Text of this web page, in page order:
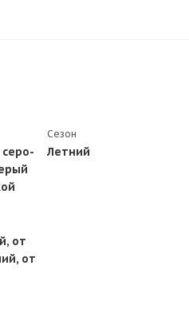
Сезон
Летний
от
от